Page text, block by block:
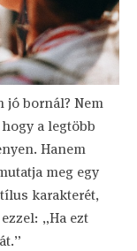
jó bornál? Nem
a legtöbb
Hanem
meg egy
karakterét,
„Ha ezt